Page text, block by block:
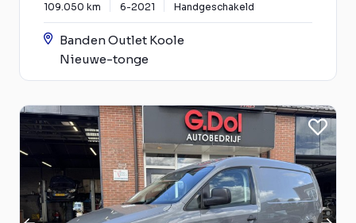
109.050 km 6-2021 Handgeschakeld
Banden Outlet Koole
Nieuwe-tonge